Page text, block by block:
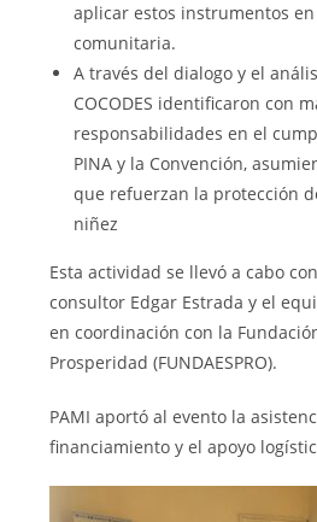
aplicar estos instrumentos
comunitaria.
A través del dialogo y el
COCODES identificaron con
responsabilidades en el
PINA y la Convención,
que refuerzan la protección
niñez
Esta actividad se llevó a cabo
consultor Edgar Estrada y el
en coordinación con la
Prosperidad (FUNDAESPRO).
PAMI aportó al evento la
financiamiento y el apoyo